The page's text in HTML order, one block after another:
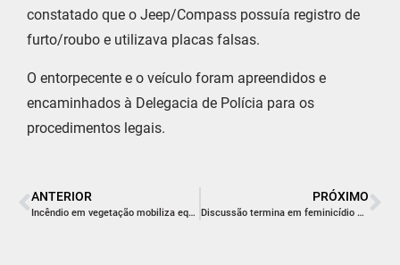
constatado que o Jeep/Compass possuía registro de
furto/roubo e utilizava placas falsas.
O entorpecente e o veículo foram apreendidos e
encaminhados à Delegacia de Polícia para os
procedimentos legais.
ANTERIOR
Incêndio em vegetação mobiliza equipes no bairro Cigana, em Laguna
PRÓXIMO
Discussão termina em feminicídio no Norte de SC